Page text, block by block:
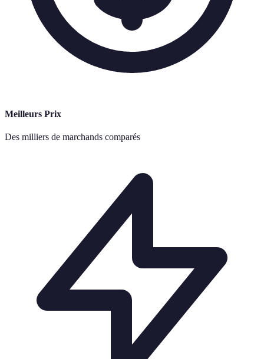
Meilleurs Prix
Des milliers de marchands comparés